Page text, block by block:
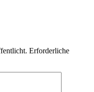
Erforderliche